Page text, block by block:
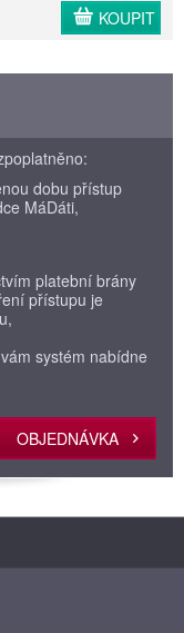
KOUPIT
dobu přístup
MáDáti,
platební brány
přístupu je
systém nabídne
OBJEDNÁVKA